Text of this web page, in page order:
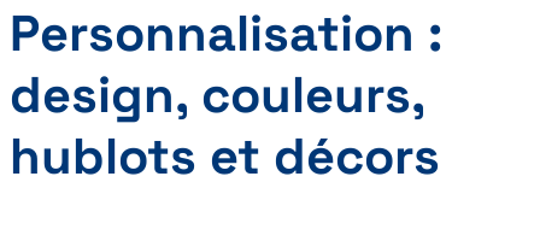
Personnalisation :
design, couleurs,
hublots et décors